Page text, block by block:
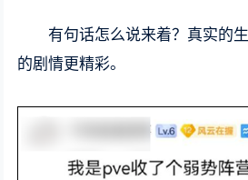
有句话怎么说来着？真实的
的剧情更精彩。